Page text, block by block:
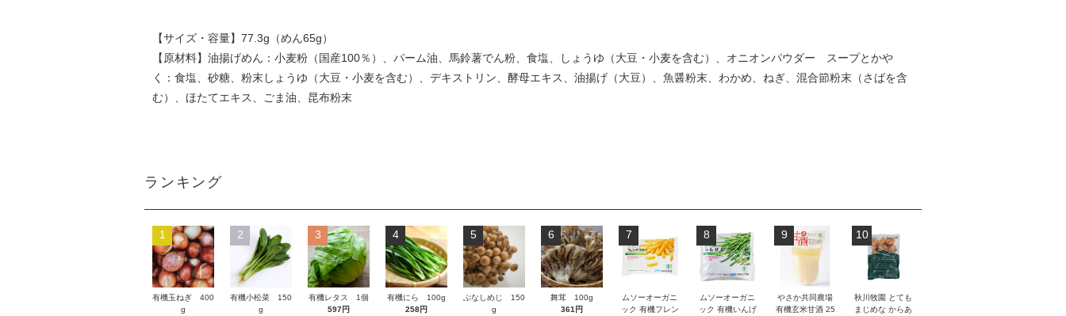
【サイズ・容量】77.3g（めん65g）
【原材料】油揚げめん：小麦粉（国産100％）、パーム油、馬鈴薯でん粉、食塩、しょうゆ（大豆・小麦を含む）、オニオンパウダー スープとかや
く：食塩、砂糖、粉末しょうゆ（大豆・小麦を含む）、デキストリン、酵母エキス、油揚げ（大豆）、魚醤粉末、わかめ、ねぎ、混合節粉末（さばを含
む）、ほたてエキス、ごま油、昆布粉末
ランキング
1
有機玉ねぎ 400
g
2
有機小松菜 150
g
3
有機レタス 1個
597円
4
有機にら 100g
258円
5
ぶなしめじ 150
g
6
舞茸 100g
361円
7
ムソーオーガニ
ック 有機フレン
8
ムソーオーガニ
ック 有機いんげ
9
やさか共同農場
有機玄米甘酒 25
10
秋川牧園 とても
まじめな からあ